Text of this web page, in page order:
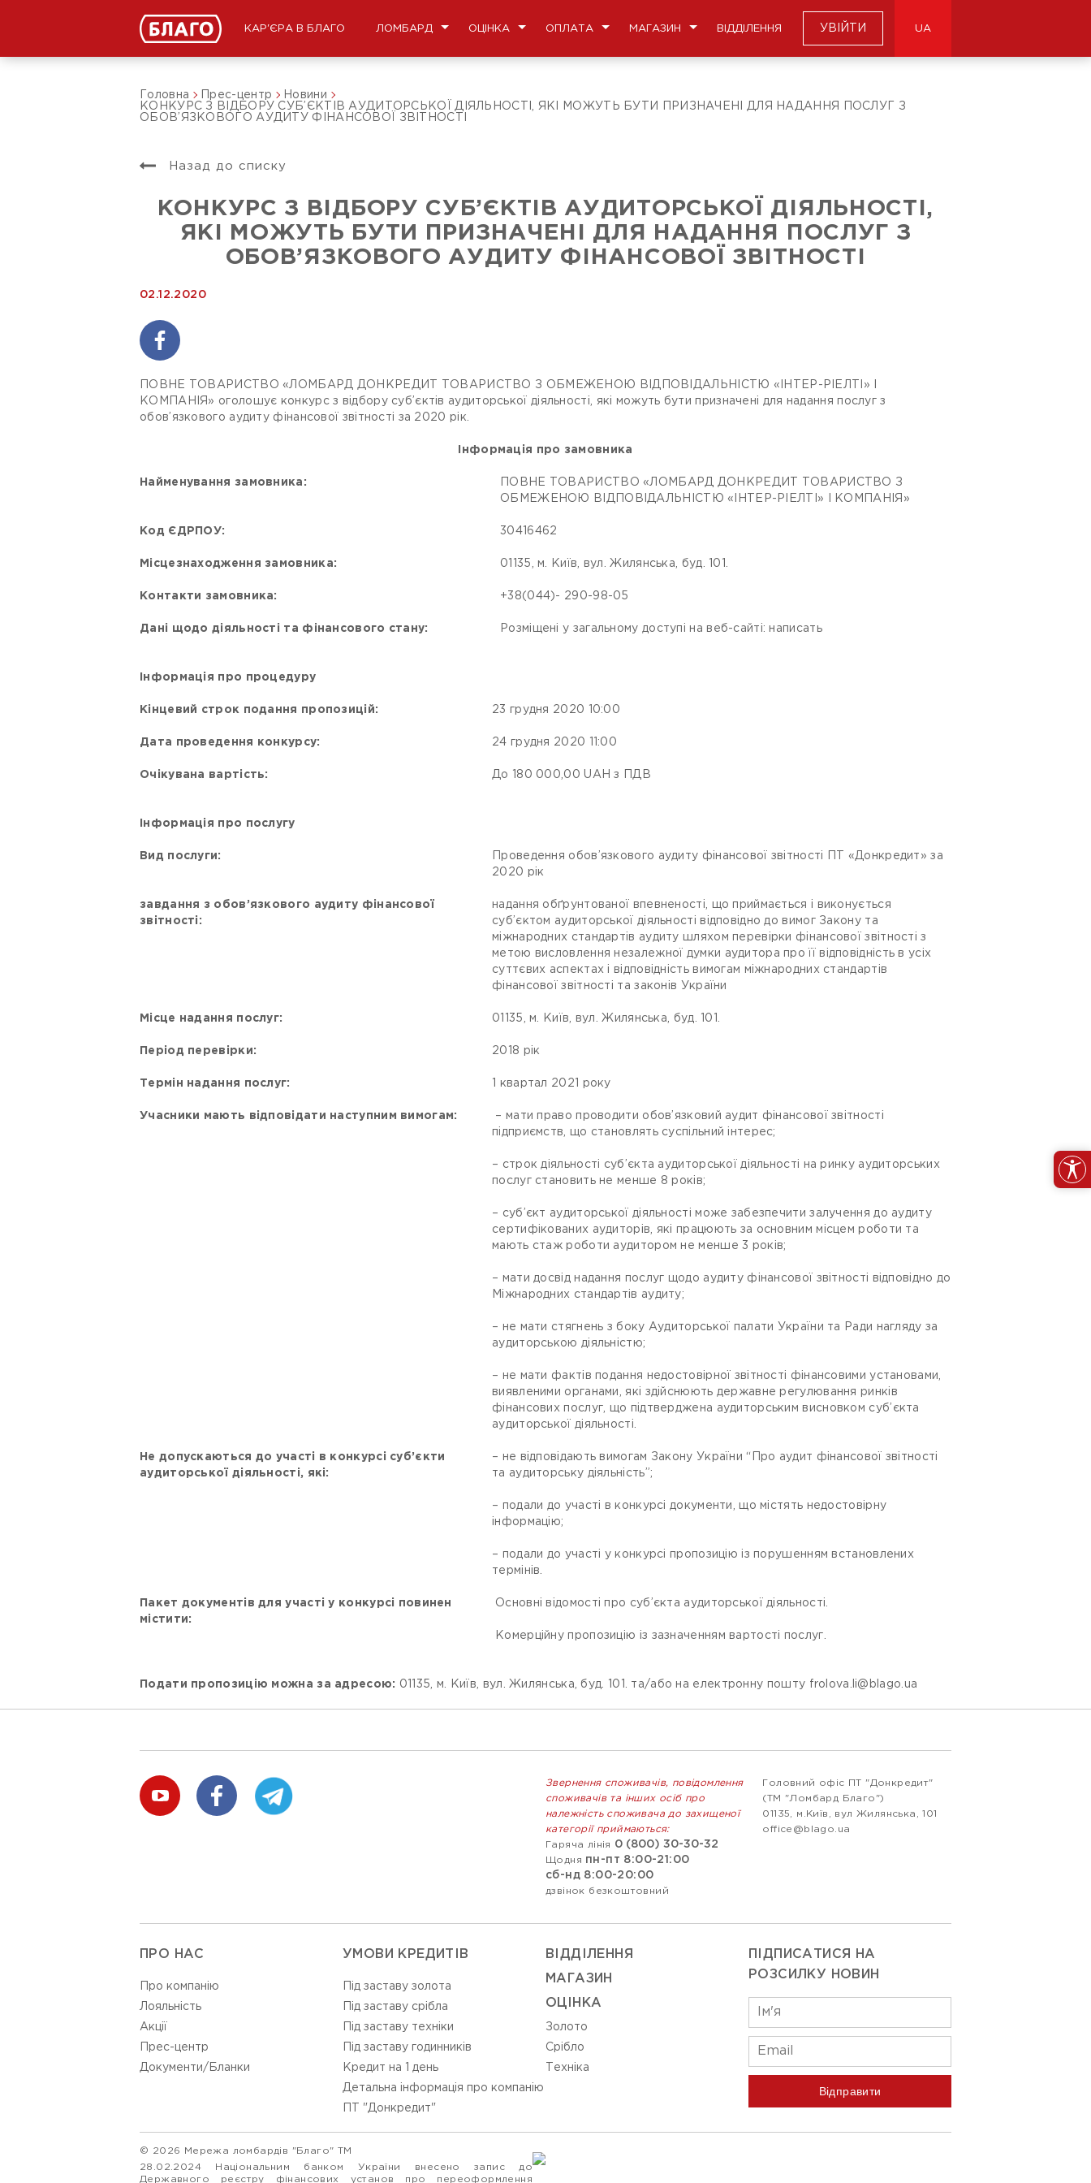
КАР'ЄРА В БЛАГО ЛОМБАРД ОЦІНКА ОПЛАТА МАГАЗИН ВІДДІЛЕННЯ УВІЙТИ UA
Головна Прес-центр
Новини
КОНКУРС З ВІДБОРУ СУБ’ЄКТІВ АУДИТОРСЬКОЇ ДІЯЛЬНОСТІ, ЯКІ МОЖУТЬ БУТИ ПРИЗНАЧЕНІ ДЛЯ НАДАННЯ ПОСЛУГ З
ОБОВ’ЯЗКОВОГО АУДИТУ ФІНАНСОВОЇ ЗВІТНОСТІ
Назад до списку
КОНКУРС З ВІДБОРУ СУБ’ЄКТІВ АУДИТОРСЬКОЇ ДІЯЛЬНОСТІ,
ЯКІ МОЖУТЬ БУТИ ПРИЗНАЧЕНІ ДЛЯ НАДАННЯ ПОСЛУГ З
ОБОВ’ЯЗКОВОГО АУДИТУ ФІНАНСОВОЇ ЗВІТНОСТІ
02.12.2020
ПОВНЕ ТОВАРИСТВО «ЛОМБАРД ДОНКРЕДИТ ТОВАРИСТВО З ОБМЕЖЕНОЮ ВІДПОВІДАЛЬНІСТЮ «ІНТЕР-РІЕЛТІ» І
КОМПАНІЯ» оголошує конкурс з відбору суб’єктів аудиторської діяльності, які можуть бути призначені для надання послуг з
обов’язкового аудиту фінансової звітності за 2020 рік.
Інформація про замовника
Найменування замовника:
ПОВНЕ ТОВАРИСТВО «ЛОМБАРД ДОНКРЕДИТ ТОВАРИСТВО З
ОБМЕЖЕНОЮ ВІДПОВІДАЛЬНІСТЮ «ІНТЕР-РІЕЛТІ» І КОМПАНІЯ»
Код ЄДРПОУ: 30416462
Місцезнаходження замовника: 01135, м. Київ, вул. Жилянська, буд. 101.
Контакти замовника: +38(044)- 290-98-05
Дані щодо діяльності та фінансового стану: Розміщені у загальному доступі на веб-сайті: написать
Інформація про процедуру
Кінцевий строк подання пропозицій: 23 грудня 2020 10:00
Дата проведення конкурсу: 24 грудня 2020 11:00
Очікувана вартість: До 180 000,00 UAH з ПДВ
Інформація про послугу
Вид послуги:
Проведення обов’язкового аудиту фінансової звітності ПТ «Донкредит» за
2020 рік
завдання з обов’язкового аудиту фінансової
звітності:
надання обґрунтованої впевненості, що приймається і виконується
суб’єктом аудиторської діяльності відповідно до вимог Закону та
міжнародних стандартів аудиту шляхом перевірки фінансової звітності з
метою висловлення незалежної думки аудитора про її відповідність в усіх
суттєвих аспектах і відповідність вимогам міжнародних стандартів
фінансової звітності та законів України
Місце надання послуг: 01135, м. Київ, вул. Жилянська, буд. 101.
Період перевірки: 2018 рік
Термін надання послуг: 1 квартал 2021 року
Учасники мають відповідати наступним вимогам:
– мати право проводити обов’язковий аудит фінансової звітності
підприємств, що становлять суспільний інтерес;
– строк діяльності суб’єкта аудиторської діяльності на ринку аудиторських
послуг становить не менше 8 років;
– суб’єкт аудиторської діяльності може забезпечити залучення до аудиту
сертифікованих аудиторів, які працюють за основним місцем роботи та
мають стаж роботи аудитором не менше 3 років;
– мати досвід надання послуг щодо аудиту фінансової звітності відповідно до
Міжнародних стандартів аудиту;
– не мати стягнень з боку Аудиторської палати України та Ради нагляду за
аудиторською діяльністю;
– не мати фактів подання недостовірної звітності фінансовими установами,
виявленими органами, які здійснюють державне регулювання ринків
фінансових послуг, що підтверджена аудиторським висновком суб’єкта
аудиторської діяльності.
Не допускаються до участі в конкурсі суб’єкти
аудиторської діяльності, які:
– не відповідають вимогам Закону України “Про аудит фінансової звітності
та аудиторську діяльність”;
– подали до участі в конкурсі документи, що містять недостовірну
інформацію;
– подали до участі у конкурсі пропозицію із порушенням встановлених
термінів.
Пакет документів для участі у конкурсі повинен
містити:
Основні відомості про суб’єкта аудиторської діяльності.
Комерційну пропозицію із зазначенням вартості послуг.
Подати пропозицію можна за адресою: 01135, м. Київ, вул. Жилянська, буд. 101. та/або на електронну пошту frolova.li@blago.ua
Звернення споживачів, повідомлення
споживачів та інших осіб про
належність споживача до захищеної
категорії приймаються:
Гаряча лінія
0 (800) 30-30-32
Щодня пн-пт 8:00-21:00
сб-нд 8:00-20:00
дзвінок безкоштовний
Головний офіс ПТ "Донкредит"
(ТМ "Ломбард Благо")
01135, м.Київ, вул Жилянська, 101
office@blago.ua
ПРО НАС
Про компанію
Лояльність
Акції
Прес-центр
Документи/Бланки
УМОВИ КРЕДИТІВ
Під заставу золота
Під заставу срібла
Під заставу техніки
Під заставу годинників
Кредит на 1 день
Детальна інформація про компанію
ПТ "Донкредит"
ВIДДIЛЕННЯ
МАГАЗИН
ОЦIНКА
Золото
Срiбло
Технiка
ПІДПИСАТИСЯ НА
РОЗСИЛКУ НОВИН
Відправити
© 2026 Мережа ломбардів "Благо" ТМ
28.02.2024 Національним банком України внесено запис до
Державного реєстру фінансових установ про переоформлення